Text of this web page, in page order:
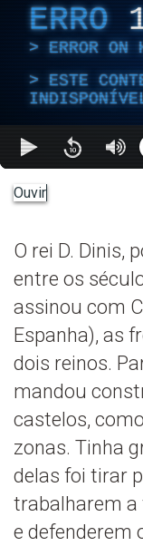
ERRO
ERROR ON
ESTE
Ouvir
O rei D. Dinis,
entre os
assinou com
Espanha), as
dois reinos.
mandou
castelos,
zonas. Tinha
delas foi tirar
trabalharem a
e defenderem